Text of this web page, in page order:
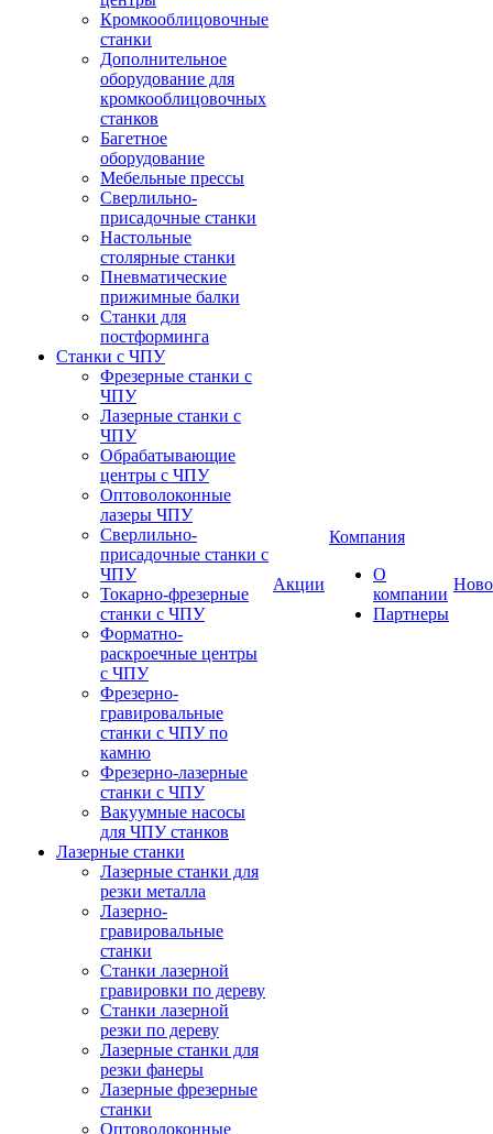
Кромкооблицовочные
станки
Дополнительное
оборудование для
кромкооблицовочных
станков
Багетное
оборудование
Мебельные прессы
Сверлильно-
присадочные станки
Настольные
столярные станки
Пневматические
прижимные балки
Станки для
постформинга
Станки с ЧПУ
Фрезерные станки с
ЧПУ
Лазерные станки с
ЧПУ
Обрабатывающие
центры с ЧПУ
Оптоволоконные
лазеры ЧПУ
Сверлильно-
присадочные станки с
ЧПУ
Токарно-фрезерные
станки с ЧПУ
Форматно-
раскроечные центры
с ЧПУ
Фрезерно-
гравировальные
станки с ЧПУ по
камню
Фрезерно-лазерные
станки с ЧПУ
Вакуумные насосы
для ЧПУ станков
Лазерные станки
Лазерные станки для
резки металла
Лазерно-
гравировальные
станки
Станки лазерной
гравировки по дереву
Станки лазерной
резки по дереву
Лазерные станки для
резки фанеры
Лазерные фрезерные
станки
Оптоволоконные
Акции
Компания
О
компании
Партнеры